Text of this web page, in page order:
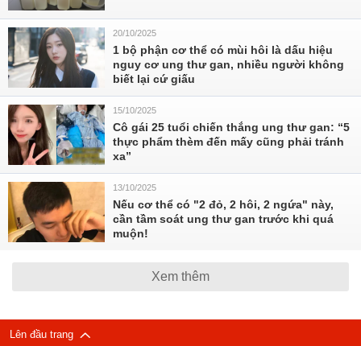
20/10/2025
1 bộ phận cơ thể có mùi hôi là dấu hiệu
nguy cơ ung thư gan, nhiều người không
biết lại cứ giấu
15/10/2025
Cô gái 25 tuổi chiến thắng ung thư gan: “5
thực phẩm thèm đến mấy cũng phải tránh
xa”
13/10/2025
Nếu cơ thể có "2 đỏ, 2 hôi, 2 ngứa" này,
cần tầm soát ung thư gan trước khi quá
muộn!
Xem thêm
Lên đầu trang